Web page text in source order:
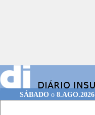
SÁBADOo 8.AGO.2026